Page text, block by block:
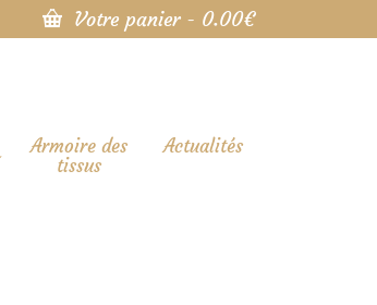
Votre panier - 0.00€
Armoire des
tissus
Actualités